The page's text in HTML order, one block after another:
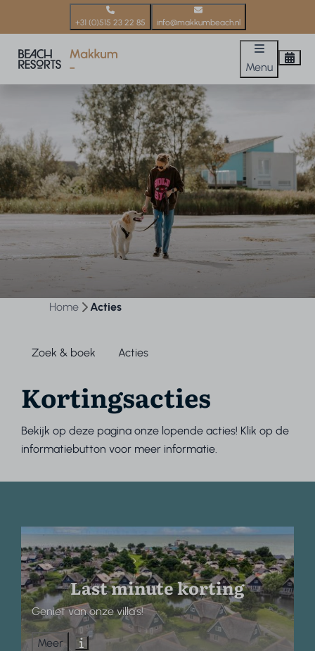
+31 (0)515 23 22 85 info@makkumbeach.nl
Menu
Home Acties
Zoek & boek Acties
Kortingsacties
Bekijk op deze pagina onze lopende acties! Klik op de
informatiebutton voor meer informatie.
Last minute korting
Geniet van onze villa's!
Meer